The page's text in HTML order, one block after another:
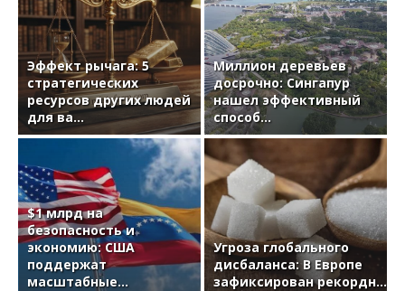
Эффект рычага: 5
стратегических
ресурсов других людей
для ва...
Миллион деревьев
досрочно: Сингапур
нашел эффективный
способ...
$1 млрд на
безопасность и
экономию: США
поддержат
масштабные...
Угроза глобального
дисбаланса: В Европе
зафиксирован рекордн...